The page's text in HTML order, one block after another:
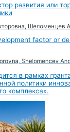
развития или
Шеломенцев
factor or
Shelomencev
в рамках
политики
комплекса».